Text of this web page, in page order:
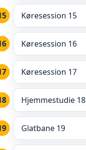
Køresession 15
Køresession 16
Køresession 17
Hjemmestudie 18
Glatbane 19